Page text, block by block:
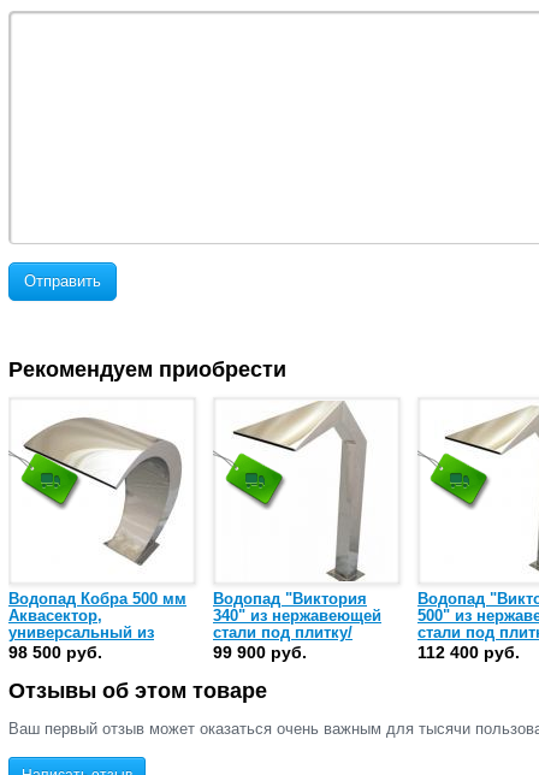
Отправить
Рекомендуем приобрести
Водопад Кобра 500 мм
Аквасектор,
универсальный из
нержавеющей стали
AISI-304 (АС 01.060)
98 500 руб.
Водопад "Виктория
340" из нержавеющей
стали под плитку/
пленку Аквасектор (АС
99 900 руб.
Водопад
500" из
стали под
пленку
112 400 руб.
Отзывы об этом товаре
Ваш первый отзыв может оказаться очень важным для тысячи